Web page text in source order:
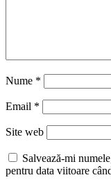
Nume *
Email *
Site web
Salvează-mi
pentru data viitoare